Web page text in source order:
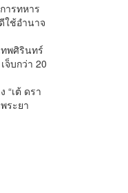
ารทหาร
ใช้อำนาจ
งความ
ทพศิรินทร์
จ็บกว่า 20
ได้แล้ว
“เต้ ดรา
ระยา
ช้ามืด